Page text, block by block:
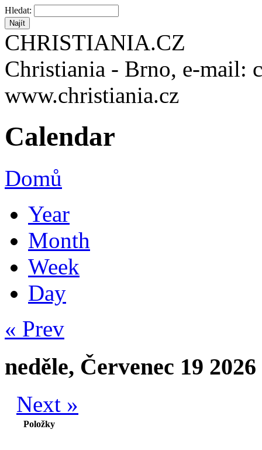
Hledat:
CHRISTIANIA.CZ
Christiania - Brno, e-mail:
www.christiania.cz
Calendar
Domů
Year
Month
Week
Day
« Prev
neděle, Červenec 19 2026
Next »
Položky